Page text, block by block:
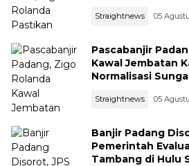
Straightnews 05
Pascabanjir
Kawal Jembatan
Normalisasi
Straightnews 05
Banjir Padang
Pemerintah
Tambang di Hulu